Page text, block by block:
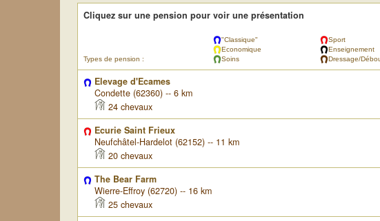
Cliquez sur une pension pour voir une présentation
Types de pension :
"Classique"
Economique
Soins
Sport
Enseignement
Dressage/
Elevage d'Ecames
Condette (62360) -- 6 km
24 chevaux
Ecurie Saint Frieux
Neufchâtel-Hardelot (62152) -- 11 km
20 chevaux
The Bear Farm
Wierre-Effroy (62720) -- 16 km
25 chevaux